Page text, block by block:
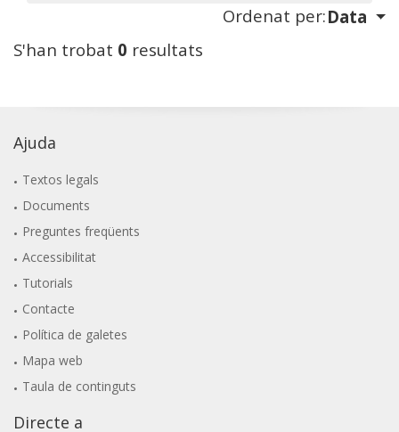
Ordenat per:Data
S'han trobat 0 resultats
Ajuda
Textos legals
Documents
Preguntes freqüents
Accessibilitat
Tutorials
Contacte
Política de galetes
Mapa web
Taula de continguts
Directe a